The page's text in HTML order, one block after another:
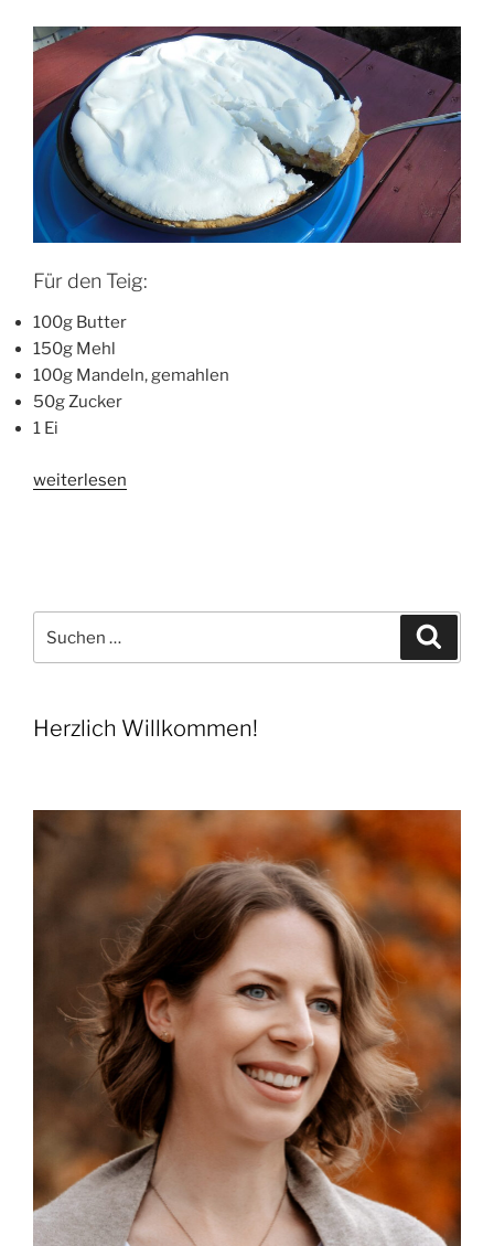
Für den Teig:
100g Butter
150g Mehl
100g Mandeln, gemahlen
50g Zucker
1 Ei
„Rhabarberkuchen
weiterlesen
nach:
Herzlich Willkommen!